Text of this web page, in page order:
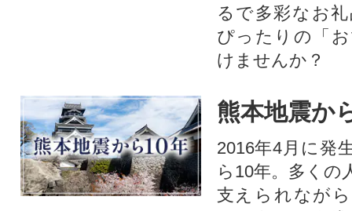
るで多彩なお
ぴったりの「
けませんか？
熊本地震か
2016年4月に発
ら10年。多くの
支えられなが